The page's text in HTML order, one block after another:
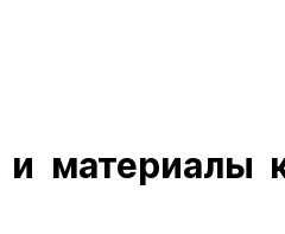
материалы